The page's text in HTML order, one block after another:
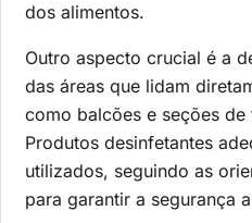
dos alimentos.
Outro aspecto crucial é a
das áreas que lidam
como balcões e seções de
Produtos desinfetantes
utilizados, seguindo as
para garantir a segurança